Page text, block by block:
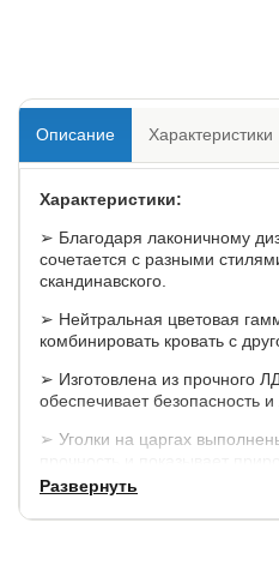
Описание Характеристики
Характеристики:
➢ Благодаря лаконичному
сочетается с разными
скандинавского.
➢ Нейтральная цветовая
комбинировать кровать с
➢ Изготовлена из прочного
обеспечивает безопасность и
➢ Уголки на царгах
Развернуть